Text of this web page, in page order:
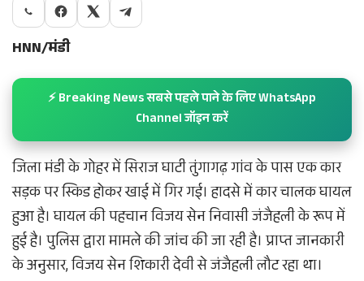
HNN/मंडी
⚡ Breaking News सबसे पहले पाने के लिए WhatsApp
Channel जॉइन करें
जिला मंडी के गोहर में सिराज घाटी तुंगागढ़ गांव के पास एक कार
सड़क पर स्किड होकर खाई में गिर गई। हादसे में कार चालक घायल
हुआ है। घायल की पहचान विजय सेन निवासी जंजैहली के रूप में
हुई है। पुलिस द्वारा मामले की जांच की जा रही है। प्राप्त जानकारी
के अनुसार, विजय सेन शिकारी देवी से जंजैहली लौट रहा था।